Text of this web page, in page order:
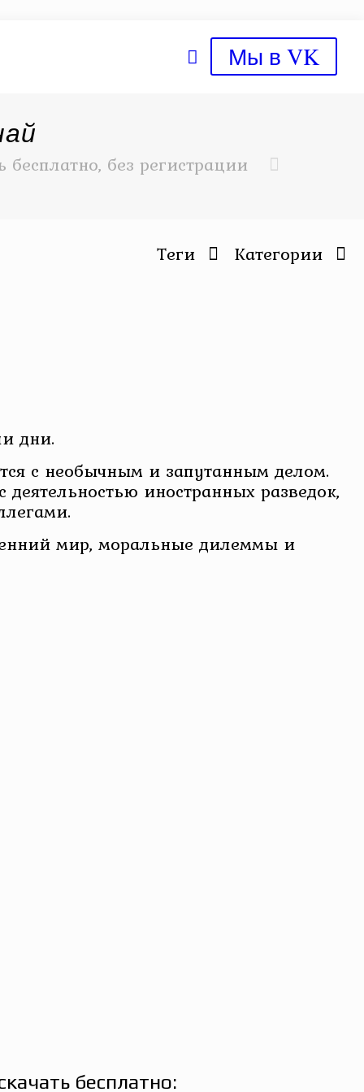
Мы в VK
без регистрации
Категории
Теги
дни.
с необычным и запутанным делом.
иностранных разведок,
мир, моральные дилеммы и
бесплатно: